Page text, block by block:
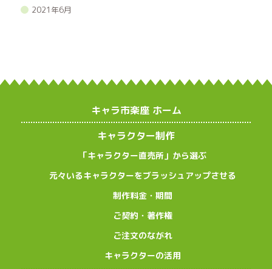
2021年6月
キャラ市楽座 ホーム
キャラクター制作
「キャラクター直売所」から選ぶ
元々いるキャラクターをブラッシュアップさせる
制作料金・期間
ご契約・著作権
ご注文のながれ
キャラクターの活用